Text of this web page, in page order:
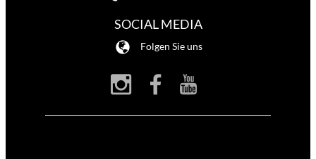
SOCIAL MEDIA
Folgen Sie uns